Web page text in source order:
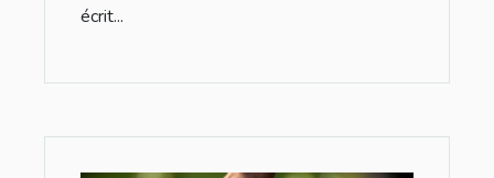
écrit...